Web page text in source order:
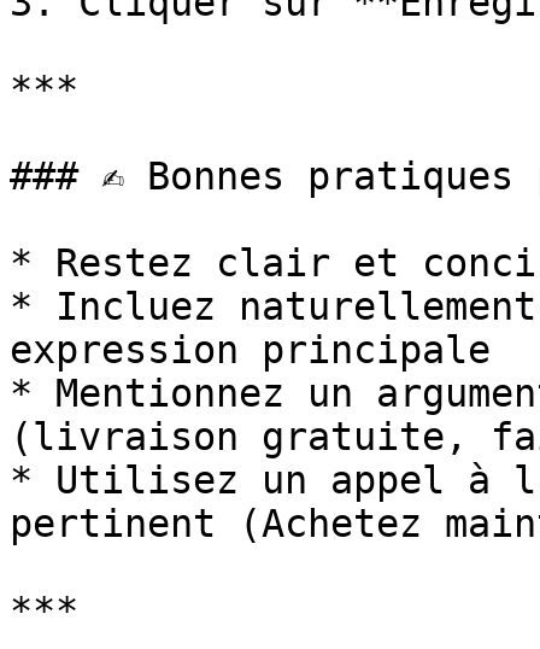
***
### ✍️ Bonnes
* Restez clair et
* Incluez
expression principale
* Mentionnez un
(livraison gratuite,
* Utilisez un appel à
pertinent (Achetez
***